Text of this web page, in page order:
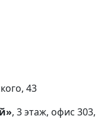
43
, 3 этаж, офис